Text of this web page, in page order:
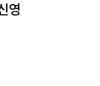
영